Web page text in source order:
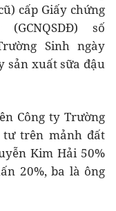
cấp Giấy chứng
số
Sinh ngày
sản xuất sữa đậu
Công ty Trường
trên mảnh đất
Kim Hải 50%
20%, ba là ông